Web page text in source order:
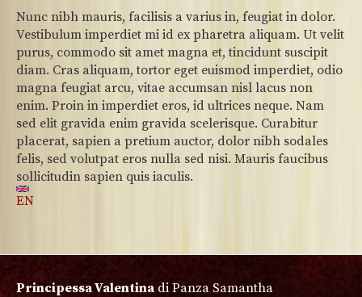
Nunc nibh mauris, facilisis a varius in, feugiat in dolor.
Vestibulum imperdiet mi id ex pharetra aliquam. Ut velit
purus, commodo sit amet magna et, tincidunt suscipit
diam. Cras aliquam, tortor eget euismod imperdiet, odio
magna feugiat arcu, vitae accumsan nisl lacus non
enim. Proin in imperdiet eros, id ultrices neque. Nam
sed elit gravida enim gravida scelerisque. Curabitur
placerat, sapien a pretium auctor, dolor nibh sodales
felis, sed volutpat eros nulla sed nisi. Mauris faucibus
sollicitudin sapien quis iaculis.
EN
Principessa Valentina di Panza Samantha